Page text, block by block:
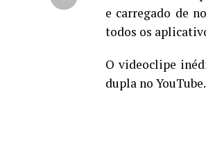
e carregado de
todos os
O videoclipe
dupla no YouTube.